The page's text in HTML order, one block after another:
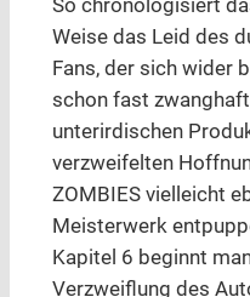
So chronologisiert
Weise das Leid des
Fans, der sich wider
schon fast
unterirdischen
verzweifelten
ZOMBIES vielleicht
Meisterwerk
Kapitel 6 beginnt
Verzweiflung des